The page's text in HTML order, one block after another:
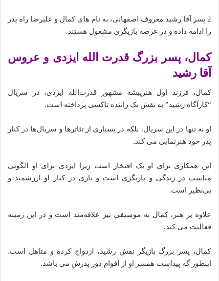
2 پسر آقا رشید معروف اصفهانی، به نام های کمال و علیرضا راه پدر
را ادامه داده و در عرصه بازیگری مشغول هستند.
کمال، پسر بزرگ قدرت الله ایزدی و عروس
آقا رشید
کمال، فرزند اول هنرپیشه مشهور قدرت‌الله ایزدی، در سریال
“کارآگاه رشید” به نقش یک راننده تاکسی پرداخته است.
او نه تنها در این سریال، بلکه در بسیاری از تئاترها و سریال‌ها در کنار
پدر خود هنرنمایی می‌ کند.
این همکاری برای او یک افتخار است زیرا ایزدی برای او الگویی
مناسب در زندگی و بازیگری است و بازی در کنار او ارزشمند و
بی‌نظیر است.
علاوه بر هنر، کمال به موسیقی نیز علاقه‌مند است و در این زمینه
فعالیت می‌ کند.
کمال، پسر بزرگ بازیگر نقش رشید، ازدواج کرده و متاهل است.
اینطور گه پیداست همسر او از اقوام دور پدرش می باشد.